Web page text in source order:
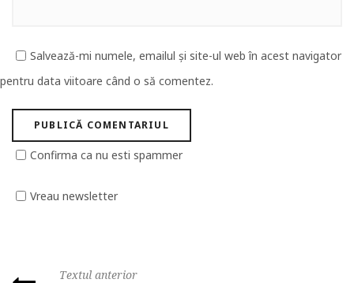
Salvează-mi numele, emailul și site-ul web în acest navigator
pentru data viitoare când o să comentez.
Confirma ca nu esti spammer
Vreau newsletter
Textul anterior